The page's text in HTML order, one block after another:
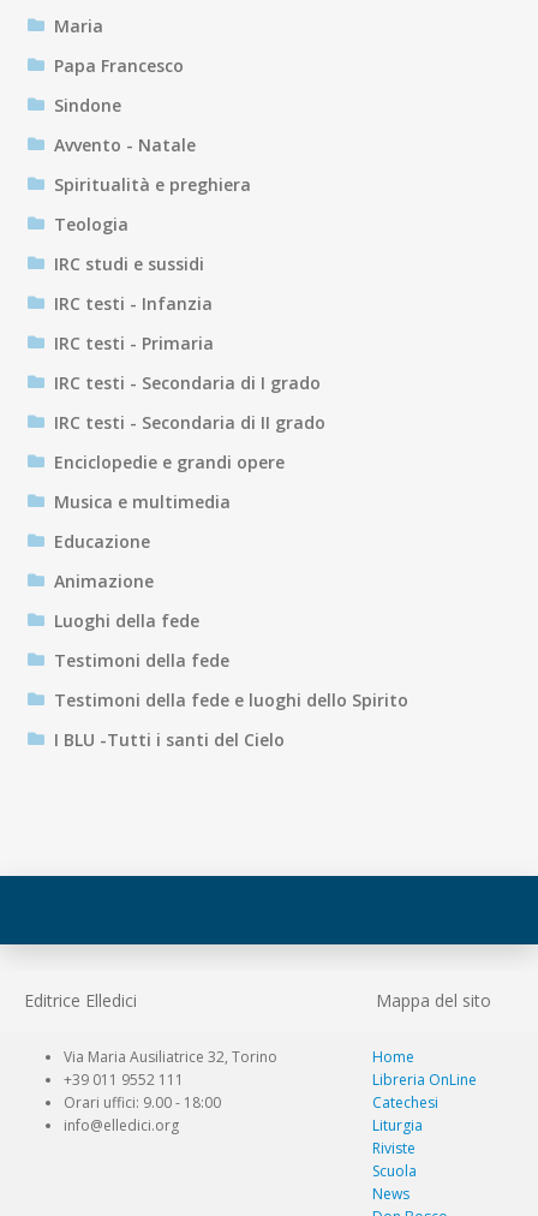
Maria
Papa Francesco
Sindone
Avvento - Natale
Spiritualità e preghiera
Teologia
IRC studi e sussidi
IRC testi - Infanzia
IRC testi - Primaria
IRC testi - Secondaria di I grado
IRC testi - Secondaria di II grado
Enciclopedie e grandi opere
Musica e multimedia
Educazione
Animazione
Luoghi della fede
Testimoni della fede
Testimoni della fede e luoghi dello Spirito
I BLU -Tutti i santi del Cielo
Editrice Elledici Mappa del sito
Via Maria Ausiliatrice 32, Torino
+39 011 9552 111
Orari uffici: 9.00 - 18:00
info@elledici.org
Home
Libreria OnLine
Catechesi
Liturgia
Riviste
Scuola
News